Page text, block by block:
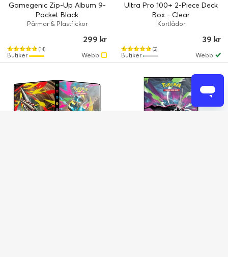
Gamegenic Zip-Up Album 9-
Pocket Black
Pärmar & Plastfickor
(14)
299 kr
Webb
Butiker
Ultra Pro 100+ 2-Piece Deck
Box - Clear
Kortlådor
(2)
39 kr
Webb
Butiker